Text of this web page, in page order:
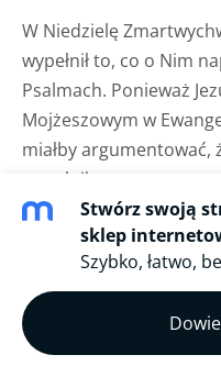
W Niedzielę
wypełnił to, co o Nim
Psalmach. Ponieważ
Mojżeszowym w
miałby argumentować,
wypełniło, to
całego Prawa
namawiał Justyna, aby
obrzezanie i składanie
grzech w świątyni, jak
3. Adwentyści dnia
Stwórz swoją
sklep
Szybko, łatwo,